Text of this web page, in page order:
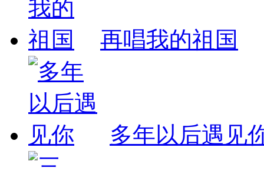
再唱我的祖国
多年以后遇见